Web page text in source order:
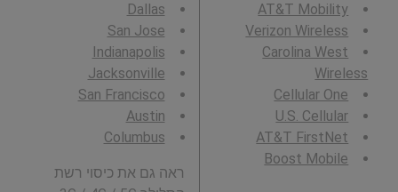
AT&T Mobility
Verizon Wireless
Carolina West
Wireless
Cellular One
U.S. Cellular
AT&T FirstNet
Boost Mobile
Dallas
San Jose
Indianapolis
Jacksonville
San Francisco
Austin
Columbus
ראה גם את כיסוי רשת